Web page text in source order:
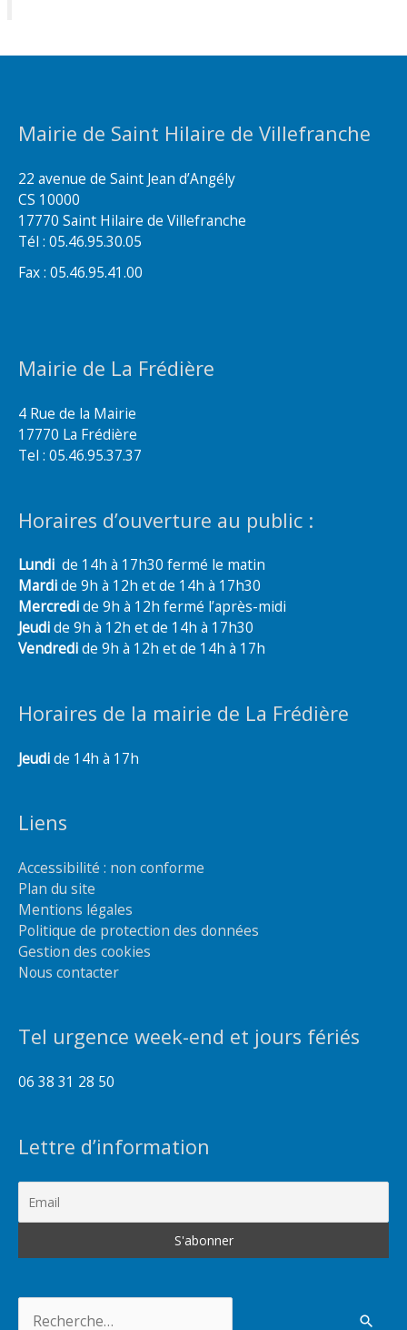
Mairie de Saint Hilaire de Villefranche
22 avenue de Saint Jean d’Angély
CS 10000
17770 Saint Hilaire de Villefranche
Tél : 05.46.95.30.05
Fax : 05.46.95.41.00
Mairie de La Frédière
4 Rue de la Mairie
17770 La Frédière
Tel : 05.46.95.37.37
Horaires d’ouverture au public :
Lundi de 14h à 17h30 fermé le matin
Mardide 9h à 12h et de 14h à 17h30
Mercredide 9h à 12h fermé l’après-midi
Jeudide 9h à 12h et de 14h à 17h30
Vendredide 9h à 12h et de 14h à 17h
Horaires de la mairie de La Frédière
Jeudide 14h à 17h
Liens
Accessibilité : non conforme
Plan du site
Mentions légales
Politique de protection des données
Gestion des cookies
Nous contacter
Tel urgence week-end et jours fériés
06 38 31 28 50
Lettre d’information